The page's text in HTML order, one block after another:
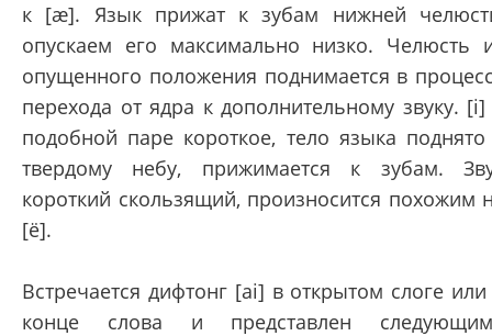
к [æ]. Язык прижат к зубам нижней
опускаем его максимально низко. Челюсть
опущенного положения поднимается в
перехода от ядра к дополнительному звуку.
подобной паре короткое, тело языка поднято
твердому небу, прижимается к зубам.
короткий скользящий, произносится похожим
[ё].
Встречается дифтонг [ai] в открытом слоге
конце слова и представлен